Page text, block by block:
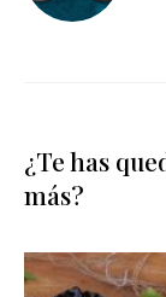
¿Te has
más?